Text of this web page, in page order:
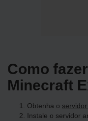
Como
Minecraft
Obtenha o
Instale o servidor